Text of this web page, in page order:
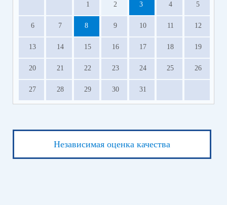
1 2 3 4 5
6 7 8 9 10 11 12
13 14 15 16 17 18 19
20 21 22 23 24 25 26
27 28 29 30 31
Независимая оценка качества